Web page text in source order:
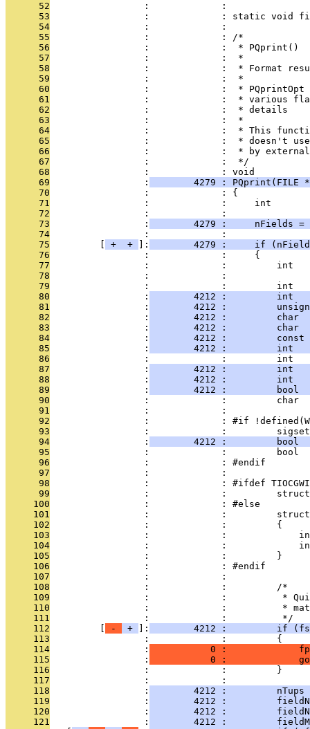
      52
:             :
      53
:             : static void
      54
                 :             :
      55
                 :             : /*
      56
                 :             :  * PQprint()
      57
                 :             :  *
      58
:             :  * Format
      59
                 :             :  *
      60
:             :  *
      61
:             :  * various
      62
                 :             :  * details
      63
                 :             :  *
      64
:             :  * This
      65
:             :  * doesn't
      66
:             :  * by
      67
                 :             :  */
      68
                 :             : void
      69
                 :
4279 : PQprint(FILE
      70
                 :             : {
      71
:             :     int
      72
                 :             :
      73
                 :
4279 :     nFields =
      74
                 :             :
      75
+ + ]:
4279 :     if
      76
:             :     {
      77
:             :         int
      78
:             :
      79
:             :         int
      80
                 :
4212 :         int
      81
                 :
4212 :
      82
                 :
4212 :         char
      83
                 :
4212 :         char
      84
                 :
4212 :         const
      85
                 :
4212 :         int
      86
:             :         int
      87
                 :
4212 :         int
      88
                 :
4212 :         int
      89
                 :
4212 :         bool
      90
:             :         char
      91
                 :             :
      92
:             : #if
      93
:             :
      94
                 :
4212 :         bool
      95
:             :         bool
      96
                 :             : #endif
      97
                 :             :
      98
:             : #ifdef
      99
:             :
     100
                 :             : #else
     101
:             :
     102
                 :             :         {
     103
:             :
     104
:             :
     105
:             :         }
     106
                 :             : #endif
     107
                 :             :
     108
                 :             :         /*
     109
:             :          *
     110
:             :          *
     111
                 :             :          */
     112
- + ]:
4212 :         if
     113
                 :             :         {
     114
                 :
0 :
     115
                 :
0 :
     116
                 :             :         }
     117
                 :             :
     118
                 :
4212 :         nTups
     119
                 :
4212 :
     120
                 :
4212 :
     121
                 :
4212 :